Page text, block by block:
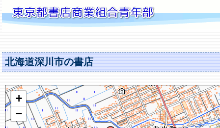
北海道深川市の書店
+
−